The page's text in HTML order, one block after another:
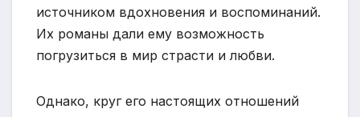
источником вдохновения и воспоминаний.
Их романы дали ему возможность
погрузиться в мир страсти и любви.
Однако, круг его настоящих отношений